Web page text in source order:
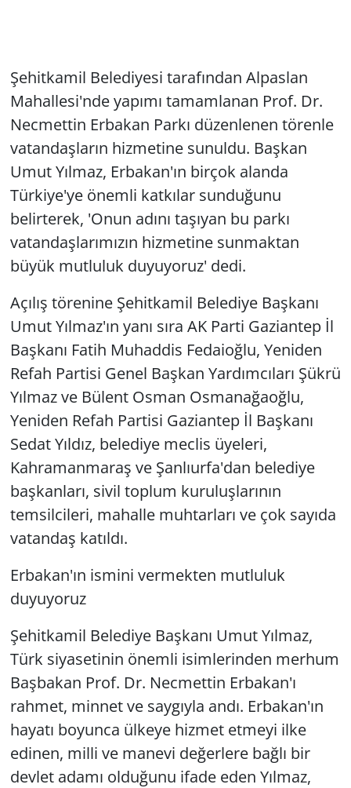
Şehitkamil Belediyesi tarafından Alpaslan
Mahallesi'nde yapımı tamamlanan Prof. Dr.
Necmettin Erbakan Parkı düzenlenen törenle
vatandaşların hizmetine sunuldu. Başkan
Umut Yılmaz, Erbakan'ın birçok alanda
Türkiye'ye önemli katkılar sunduğunu
belirterek, 'Onun adını taşıyan bu parkı
vatandaşlarımızın hizmetine sunmaktan
büyük mutluluk duyuyoruz' dedi.
Açılış törenine Şehitkamil Belediye Başkanı
Umut Yılmaz'ın yanı sıra AK Parti Gaziantep İl
Başkanı Fatih Muhaddis Fedaioğlu, Yeniden
Refah Partisi Genel Başkan Yardımcıları Şükrü
Yılmaz ve Bülent Osman Osmanağaoğlu,
Yeniden Refah Partisi Gaziantep İl Başkanı
Sedat Yıldız, belediye meclis üyeleri,
Kahramanmaraş ve Şanlıurfa'dan belediye
başkanları, sivil toplum kuruluşlarının
temsilcileri, mahalle muhtarları ve çok sayıda
vatandaş katıldı.
Erbakan'ın ismini vermekten mutluluk
duyuyoruz
Şehitkamil Belediye Başkanı Umut Yılmaz,
Türk siyasetinin önemli isimlerinden merhum
Başbakan Prof. Dr. Necmettin Erbakan'ı
rahmet, minnet ve saygıyla andı. Erbakan'ın
hayatı boyunca ülkeye hizmet etmeyi ilke
edinen, milli ve manevi değerlere bağlı bir
devlet adamı olduğunu ifade eden Yılmaz,